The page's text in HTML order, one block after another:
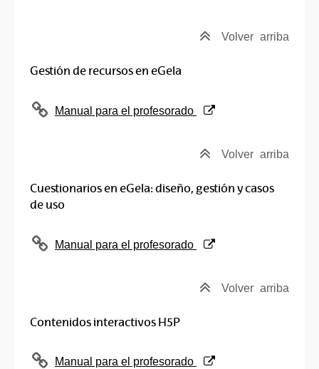
Volver arriba
Gestión de recursos en eGela
(Abre una nueva ventana)
Manual para el profesorado
Volver arriba
Cuestionarios en eGela: diseño, gestión y casos
de uso
(Abre una nueva ventana)
Manual para el profesorado
Volver arriba
Contenidos interactivos H5P
(Abre una nueva ventana)
Manual para el profesorado